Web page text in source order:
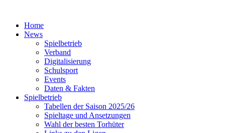
Home
News
Spielbetrieb
Verband
Digitalisierung
Schulsport
Events
Daten & Fakten
Spielbetrieb
Tabellen der Saison 2025/26
Spieltage und Ansetzungen
Wahl der besten Torhüter